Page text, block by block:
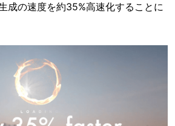
成の速度を約35%高速化することに